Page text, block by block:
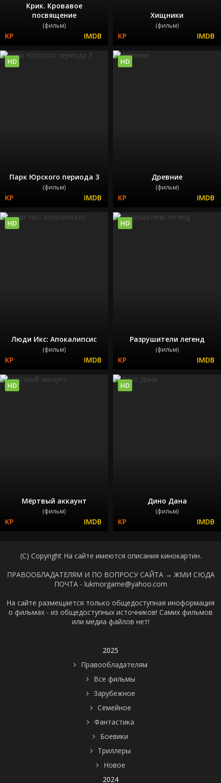
Крик. Кровавое
посвящение
(фильм)
Хищники
(фильм)
Парк Юрского периода 3
(фильм)
HD
Древние
(фильм)
HD
Люди Икс: Апокалипсис
(фильм)
HD
Разрушители легенд
(фильм)
HD
Мёртвый аккаунт
(фильм)
HD
Дино Дана
(фильм)
HD
(C) Copyright На сайте имеются описания кинокартин.
ПРАВООБЛАДАТЕЛЯМ И ПО ВОПРОСУ САЙТА → ЖМИ СЮДА
ПОЧТА - lukmorgame@yahoo.com
На сайте размещается только общедоступная иноформация
о фильмах - из общедоступных источников! Самих фильмов
или медиа файлов нет!
2025
Правообладателям
Все фильмы
Зарубежное
Семейное
Фантастика
Боевики
Триллеры
Новое
2024